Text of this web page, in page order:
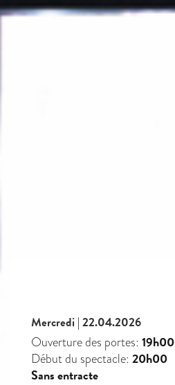
Mercredi | 22.04.2026
Ouverture des portes: 19h00
Début du spectacle: 20h00
Sans entracte